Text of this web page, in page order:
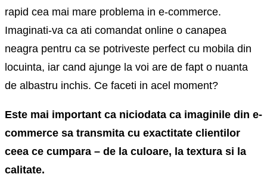
rapid cea mai mare problema in e-commerce.
Imaginati-va ca ati comandat online o canapea
neagra pentru ca se potriveste perfect cu mobila din
locuinta, iar cand ajunge la voi are de fapt o nuanta
de albastru inchis. Ce faceti in acel moment?
Este mai important ca niciodata ca imaginile din e-
commerce sa transmita cu exactitate clientilor
ceea ce cumpara – de la culoare, la textura si la
calitate.